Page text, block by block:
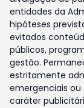
entidades da
hipóteses
evitados
públicos,
gestão.
estritamente
emergenciais
caráter